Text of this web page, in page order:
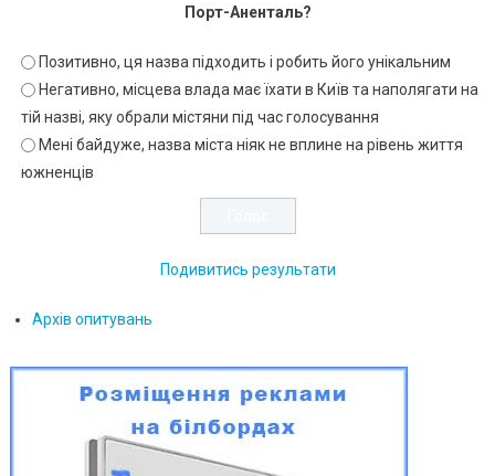
Порт-Аненталь?
Позитивно, ця назва підходить і робить його унікальним
Негативно, місцева влада має їхати в Київ та наполягати на
тій назві, яку обрали містяни під час голосування
Мені байдуже, назва міста ніяк не вплине на рівень життя
южненців
Подивитись результати
Архів опитувань